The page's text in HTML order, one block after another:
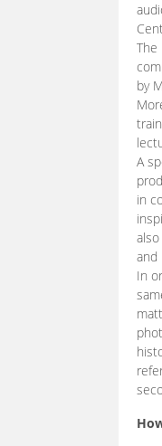
The
by
A
in
and
In